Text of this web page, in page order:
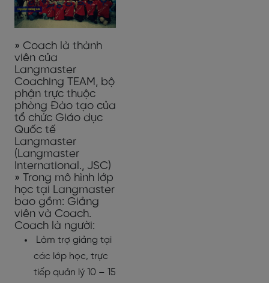
» Coach là thành
viên của
Langmaster
Coaching TEAM, bộ
phận trực thuộc
phòng Đào tạo của
tổ chức Giáo dục
Quốc tế
Langmaster
(Langmaster
International., JSC)
» Trong mô hình lớp
học tại Langmaster
bao gồm: Giảng
viên và Coach.
Coach là người:
Làm trợ giảng tại
các lớp học, trực
tiếp quản lý 10 – 15